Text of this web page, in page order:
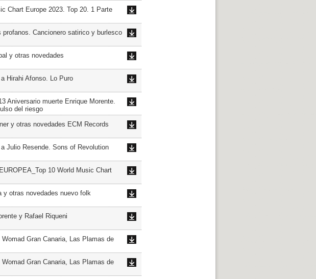
Chart Europe 2023. Top 20. 1 Parte
Cancionero satirico y burlesco
y otras novedades
Hirahi Afonso. Lo Puro
Aniversario muerte Enrique Morente.
del riesgo
y otras novedades ECM Records
Julio Resende. Sons of Revolution
10 World Music Chart
y otras novedades nuevo folk
y Rafael Riqueni
Gran Canaria, Las Plamas de
Gran Canaria, Las Plamas de